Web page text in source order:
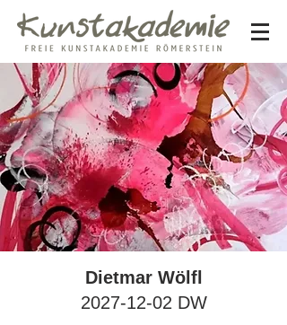
Dietmar Wölfl
2027-12-02 DW